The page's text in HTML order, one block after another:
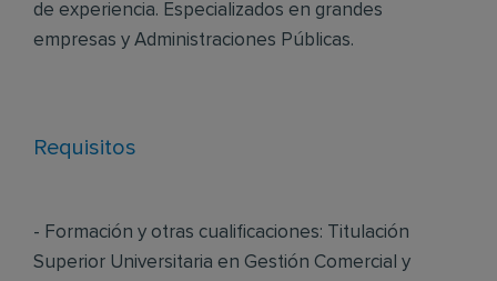
de experiencia. Especializados en grandes
empresas y Administraciones Públicas.
Requisitos
- Formación y otras cualificaciones: Titulación
Superior Universitaria en Gestión Comercial y